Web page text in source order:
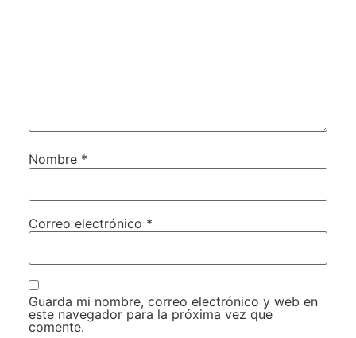
Nombre *
Correo electrónico *
Guarda mi nombre, correo electrónico y web en
este navegador para la próxima vez que
comente.